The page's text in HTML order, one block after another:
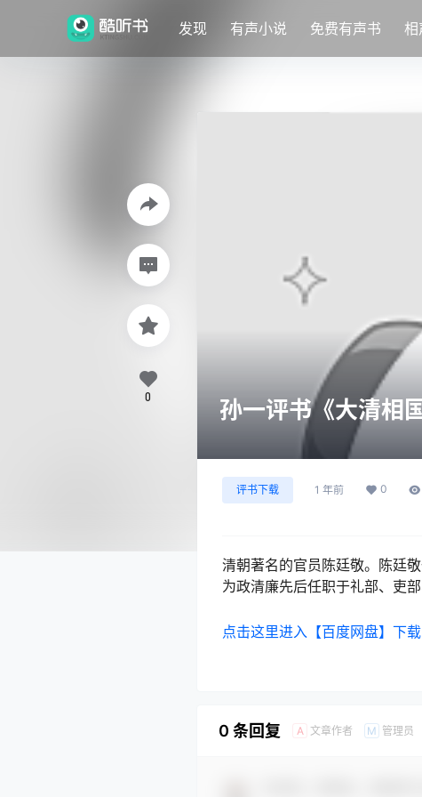
发现 有声小说 免费有声书 相
孙一评书《大清相
评书下载 1 年前 0
清朝著名的官员陈廷敬。陈廷
为政清廉先后任职于礼部、吏
点击这里进入【百度网盘】下载
0
0 条回复 A 文章作者 M 管理员